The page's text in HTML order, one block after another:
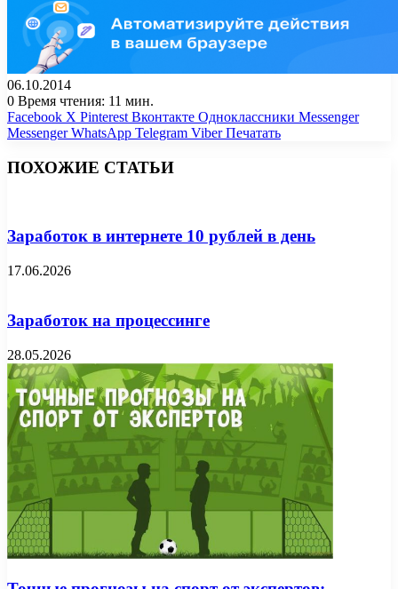
06.10.2014
0 Время чтения: 11 мин.
Facebook X Pinterest Вконтакте Одноклассники Messenger
Messenger WhatsApp Telegram Viber Печатать
ПОХОЖИЕ СТАТЬИ
Заработок в интернете 10 рублей в день
17.06.2026
Заработок на процессинге
28.05.2026